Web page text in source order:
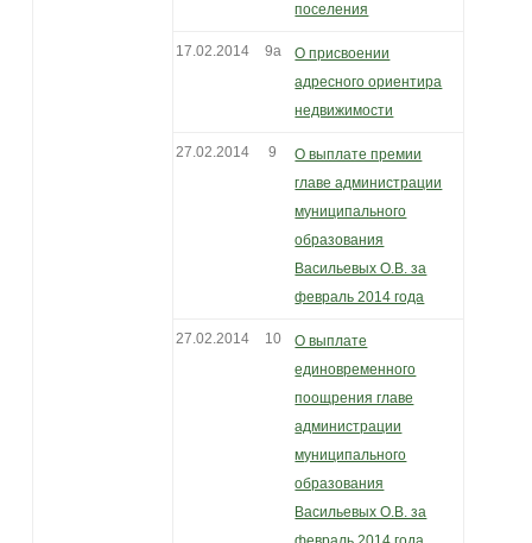
поселения
17.02.2014 9а
О присвоении
адресного ориентира
недвижимости
27.02.2014 9
О выплате премии
главе администрации
муниципального
образования
Васильевых О.В. за
февраль 2014 года
27.02.2014 10
О выплате
единовременного
поощрения главе
администрации
муниципального
образования
Васильевых О.В. за